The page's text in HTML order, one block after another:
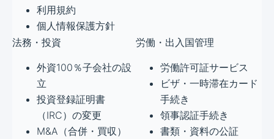
利用規約
個人情報保護方針
法務・投資
外資100％子会社の設
立
投資登録証明書
（IRC）の変更
M&A（合併・買収）
労働・出入国管理
労働許可証サービス
ビザ・一時滞在カード
手続き
領事認証手続き
書類・資料の公証